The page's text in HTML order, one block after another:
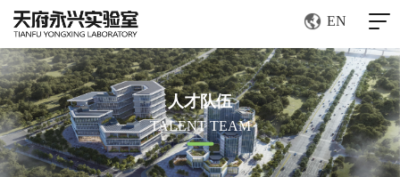
EN
人才队伍
TALENT TEAM